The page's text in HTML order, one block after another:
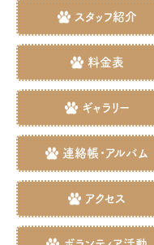
スタッフ紹介
料金表
ギャラリー
連絡帳・アルバム
アクセス